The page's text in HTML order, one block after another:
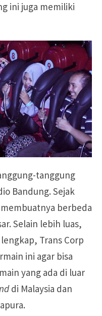
ini juga memiliki
tanggung
Bandung. Sejak
berbeda
Selain lebih luas,
Trans Corp
ini agar bisa
yang ada di luar
di Malaysia dan